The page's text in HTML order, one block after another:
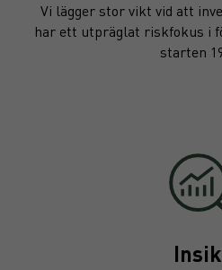
Vi lägger stor vikt vid att
har ett utpräglat riskfokus i
starten